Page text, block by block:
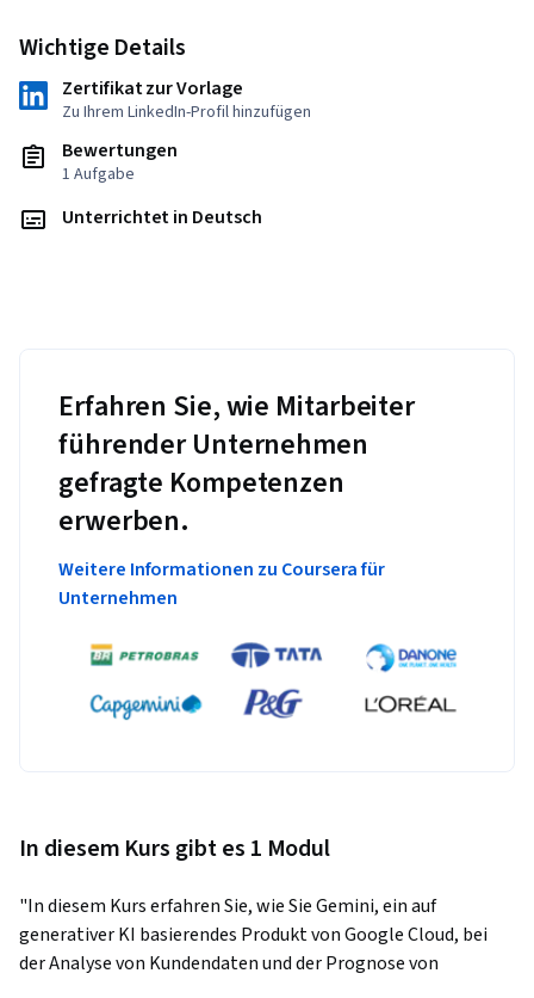
Wichtige Details
Zertifikat zur Vorlage
Zu Ihrem LinkedIn-Profil hinzufügen
Bewertungen
1 Aufgabe
Unterrichtet in Deutsch
Erfahren Sie, wie Mitarbeiter
führender Unternehmen
gefragte Kompetenzen
erwerben.
Weitere Informationen zu Coursera für
Unternehmen
In diesem Kurs gibt es 1 Modul
"In diesem Kurs erfahren Sie, wie Sie Gemini, ein auf
generativer KI basierendes Produkt von Google Cloud, bei
der Analyse von Kundendaten und der Prognose von